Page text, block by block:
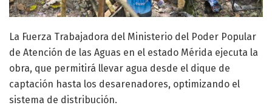
La Fuerza Trabajadora del Ministerio del Poder Popular
de Atención de las Aguas en el estado Mérida ejecuta la
obra, que permitirá llevar agua desde el dique de
captación hasta los desarenadores, optimizando el
sistema de distribución.